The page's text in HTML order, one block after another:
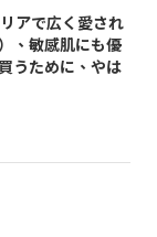
アで広く愛され
、敏感肌にも優
うために、やは